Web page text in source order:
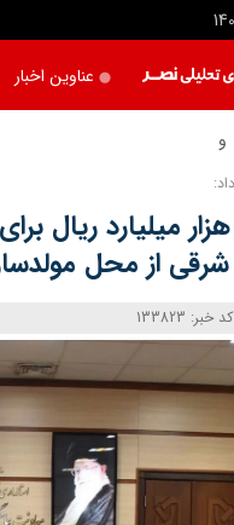
عناوین اخبار
وابستگی پنهان
تامین ۱۰۰ هزار میلیارد
شرقی از محل